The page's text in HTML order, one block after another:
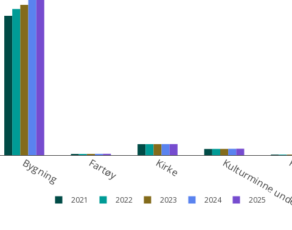
Bygning Fartøy Kirke Kulturminne
2021 2022 2023 2024 2025